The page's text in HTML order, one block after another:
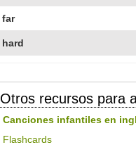
far
hard
Otros recursos para
Canciones infantiles en
Flashcards